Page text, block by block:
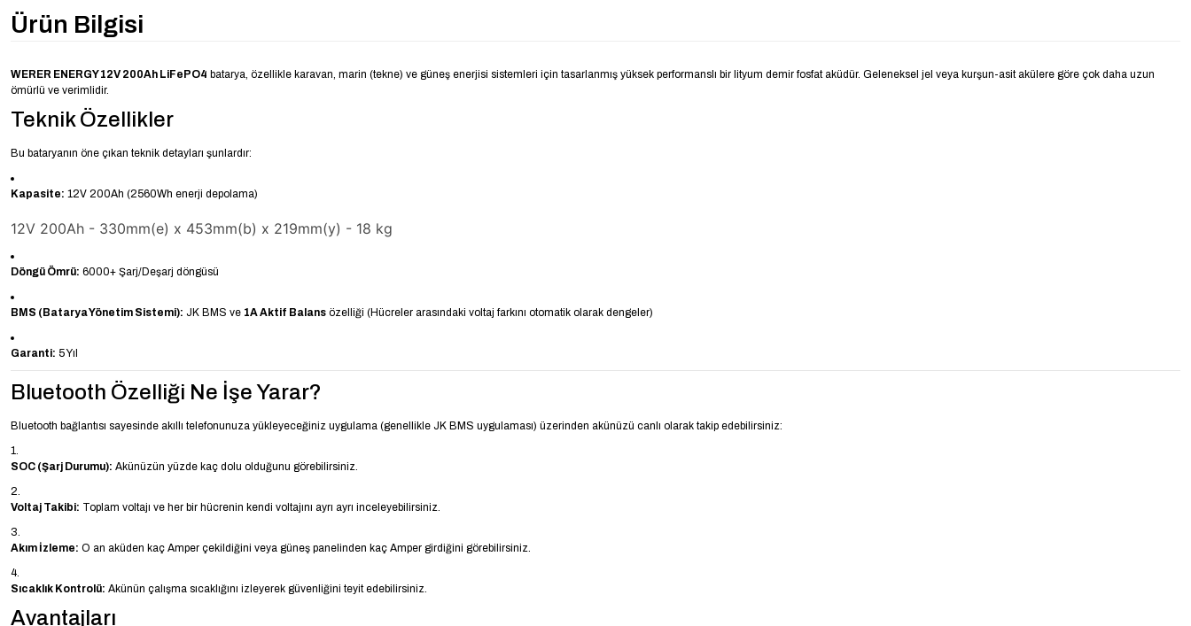
Ürün Bilgisi
WERER ENERGY 12V 200Ah LiFePO4 batarya, özellikle karavan, marin (tekne) ve güneş enerjisi sistemleri için tasarlanmış yüksek performanslı bir lityum demir fosfat aküdür. Geleneksel jel veya kurşun-asit akülere göre çok daha uzun
ömürlü ve verimlidir.
Teknik Özellikler
Bu bataryanın öne çıkan teknik detayları şunlardır:
Kapasite: 12V 200Ah (2560Wh enerji depolama)
12V 200Ah - 330mm(e) x 453mm(b) x 219mm(y) - 18 kg
Döngü Ömrü: 6000+ Şarj/Deşarj döngüsü
BMS (Batarya Yönetim Sistemi): JK BMS ve 1A Aktif Balans özelliği (Hücreler arasındaki voltaj farkını otomatik olarak dengeler)
Garanti: 5 Yıl
Bluetooth Özelliği Ne İşe Yarar?
Bluetooth bağlantısı sayesinde akıllı telefonunuza yükleyeceğiniz uygulama (genellikle JK BMS uygulaması) üzerinden akünüzü canlı olarak takip edebilirsiniz:
SOC (Şarj Durumu): Akünüzün yüzde kaç dolu olduğunu görebilirsiniz.
Voltaj Takibi: Toplam voltajı ve her bir hücrenin kendi voltajını ayrı ayrı inceleyebilirsiniz.
Akım İzleme: O an aküden kaç Amper çekildiğini veya güneş panelinden kaç Amper girdiğini görebilirsiniz.
Sıcaklık Kontrolü: Akünün çalışma sıcaklığını izleyerek güvenliğini teyit edebilirsiniz.
Avantajları